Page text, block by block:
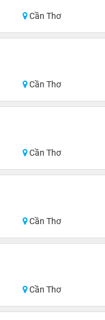
Cần Thơ
Cần Thơ
Cần Thơ
Cần Thơ
Cần Thơ